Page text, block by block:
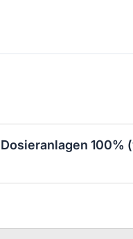
100%